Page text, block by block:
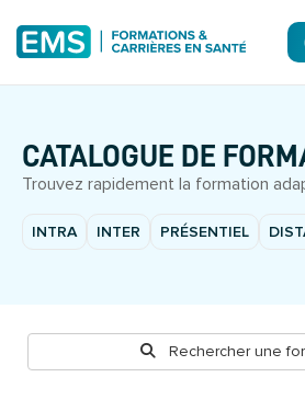
CATALOGUE DE
Trouvez rapidement la formation
INTRA INTER PRÉSENTIEL
Rechercher une